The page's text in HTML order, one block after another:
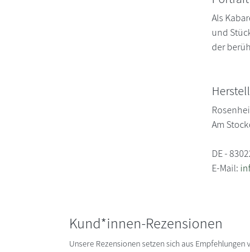
Als
und
der
Am
DE -
E-Mail:
Kund*innen-Rezensionen
Unsere Rezensionen setzen sich aus